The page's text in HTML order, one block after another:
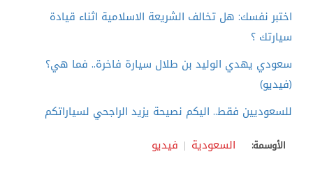
اختبر نفسك: هل تخالف الشريعة الاسلامية اثناء قيادة
سيارتك ؟
سعودي يهدي الوليد بن طلال سيارة فاخرة.. فما هي؟
(فيديو)
للسعوديين فقط.. اليكم نصيحة يزيد الراجحي لسياراتكم
الأوسمة: السعودية فيديو